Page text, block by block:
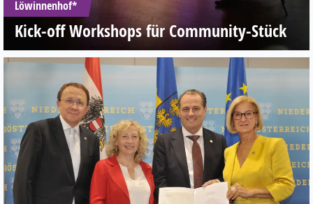
Löwinnenhof*
Kick-off Workshops für Community-Stück